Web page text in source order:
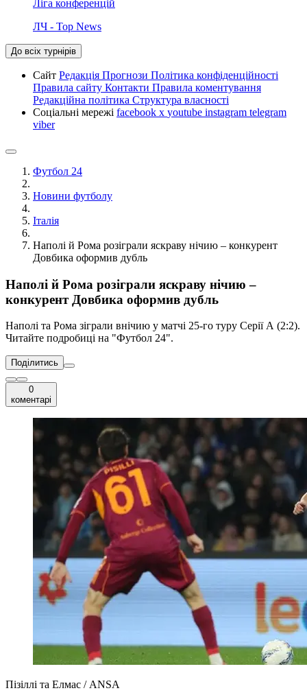
Ліга конференцій
ЛЧ - Top News
До всіх турнірів
Сайт Редакція Прогнози Політика конфіденційності
Правила сайту Контакти Правила коментування
Редакційна політика Структура власності
Соціальні мережі facebook x youtube instagram telegram
viber
Футбол 24
Новини футболу
Італія
Наполі й Рома розіграли яскраву нічию – конкурент
Довбика оформив дубль
Наполі й Рома розіграли яскраву нічию –
конкурент Довбика оформив дубль
Наполі та Рома зіграли внічию у матчі 25-го туру Серії А (2:2).
Читайте подробиці на "Футбол 24".
Поділитись
0
коментарі
Пізіллі та Елмас / ANSA